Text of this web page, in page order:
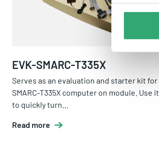
EVK-SMARC-T335X
Serves as an evaluation and starter kit for
SMARC-T335X computer on module. Use it
to quickly turn...
Read more